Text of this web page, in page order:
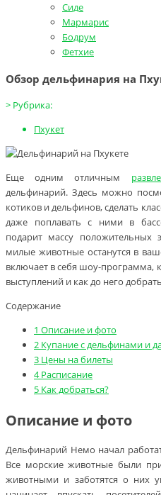
Сиде
Мармарис
Бодрум
Фетхие
Обзор дельфинария на
> Рубрика:
Пхукет
Еще одним отличным
дельфинарий. Здесь можно
котиков и дельфинов, сделать
даже поплавать с ними в
подарит массу
милые животные останутся в
включает в себя шоу-программа,
выступлений и как до него
Содержание
1 Описание и фото
2 Купание с дельфинами и
3 Цены на билеты
4Расписание
5 Как добраться?
Описание и фото
Дельфинарий Немо начал
Все морские животные были
животными и заботятся о них